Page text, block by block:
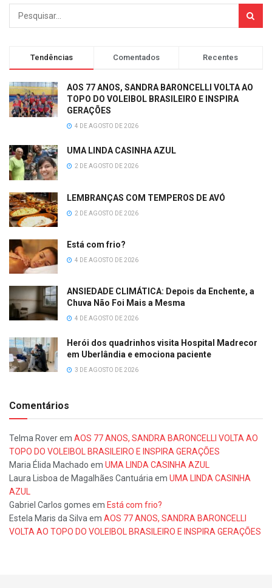
Tendências Comentados Recentes
AOS 77 ANOS, SANDRA BARONCELLI VOLTA AO
TOPO DO VOLEIBOL BRASILEIRO E INSPIRA
GERAÇÕES
4 DE AGOSTO DE 2026
UMA LINDA CASINHA AZUL
2 DE AGOSTO DE 2026
LEMBRANÇAS COM TEMPEROS DE AVÓ
2 DE AGOSTO DE 2026
Está com frio?
4 DE AGOSTO DE 2026
ANSIEDADE CLIMÁTICA: Depois da Enchente, a
Chuva Não Foi Mais a Mesma
4 DE AGOSTO DE 2026
Herói dos quadrinhos visita Hospital Madrecor
em Uberlândia e emociona paciente
3 DE AGOSTO DE 2026
Comentários
Telma Roverem AOS 77 ANOS, SANDRA BARONCELLI VOLTA AO
TOPO DO VOLEIBOL BRASILEIRO E INSPIRA GERAÇÕES
Maria Élida Machado em UMA LINDA CASINHA AZUL
Laura Lisboa de Magalhães Cantuária em UMA LINDA CASINHA
AZUL
Gabriel Carlos gomes em Está com frio?
Estela Maris da Silva em AOS 77 ANOS, SANDRA BARONCELLI
VOLTA AO TOPO DO VOLEIBOL BRASILEIRO E INSPIRA GERAÇÕES